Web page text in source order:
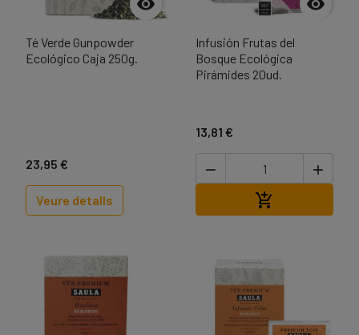

Té Verde Gunpowder
Ecológico Caja 250g.
23,95 €
Veure detalls

Infusión Frutas del
Bosque Ecológica
Pirámides 20ud.
13,81 €
 
